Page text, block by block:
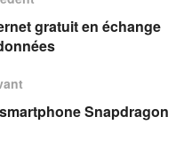
gratuit en échange
Snapdragon